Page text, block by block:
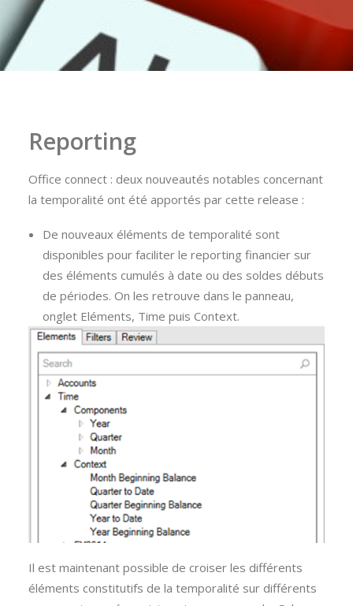
Reporting
Office connect : deux nouveautés notables concernant
la temporalité ont été apportés par cette release :
De nouveaux éléments de temporalité sont
disponibles pour faciliter le reporting financier sur
des éléments cumulés à date ou des soldes débuts
de périodes. On les retrouve dans le panneau,
onglet Eléments, Time puis Context.
Il est maintenant possible de croiser les différents
éléments constitutifs de la temporalité sur différents